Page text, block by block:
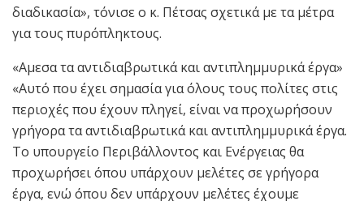
διαδικασία», τόνισε ο κ. Πέτσας σχετικά με τα μέτρα
για τους πυρόπληκτους.
«Αμεσα τα αντιδιαβρωτικά και αντιπλημμυρικά έργα»
«Αυτό που έχει σημασία για όλους τους πολίτες στις
περιοχές που έχουν πληγεί, είναι να προχωρήσουν
γρήγορα τα αντιδιαβρωτικά και αντιπλημμυρικά έργα.
Το υπουργείο Περιβάλλοντος και Ενέργειας θα
προχωρήσει όπου υπάρχουν μελέτες σε γρήγορα
έργα, ενώ όπου δεν υπάρχουν μελέτες έχουμε